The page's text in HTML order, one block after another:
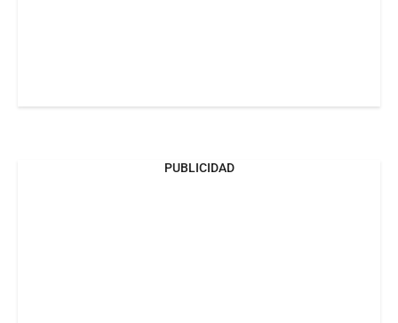
PUBLICIDAD